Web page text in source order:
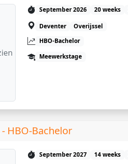
September 2026 20 weeks
Deventer
Overijssel
HBO-Bachelor
Meewerkstage
HBO-Bachelor
September 2027 14 weeks